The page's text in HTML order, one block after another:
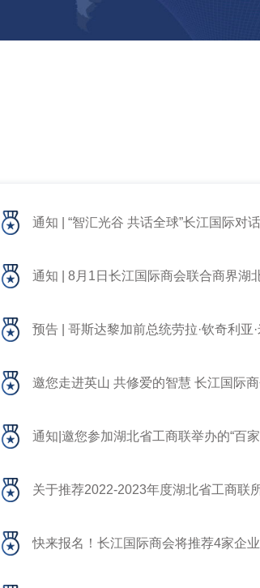
通知 | “智汇光谷 共话全球”长江国际对
通知 | 8月1日长江国际商会联合商界湖
预告 | 哥斯达黎加前总统劳拉·钦奇利亚
邀您走进英山 共修爱的智慧 长江国际
通知|邀您参加湖北省工商联举办的“百
关于推荐2022-2023年度湖北省工商联
快来报名！长江国际商会将推荐4家企